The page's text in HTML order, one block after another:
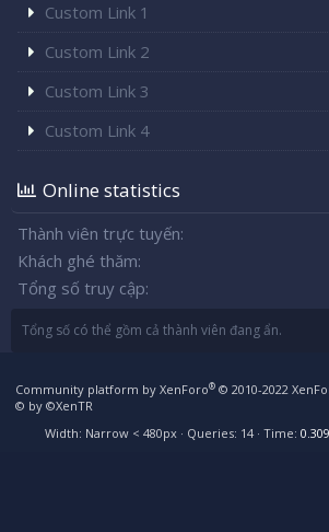
Custom Link 1
Custom Link 2
Custom Link 3
Custom Link 4
Online statistics
Thành viên trực tuyến
Khách ghé thăm
Tổng số truy cập
Tổng số có thể gồm cả thành viên đang ẩn.
Community platform by XenForo® © 2010-2022
© by ©XenTR
Width
Queries 14 Time